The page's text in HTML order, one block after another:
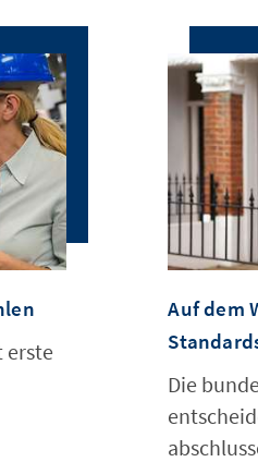
erste
Auf dem
Die